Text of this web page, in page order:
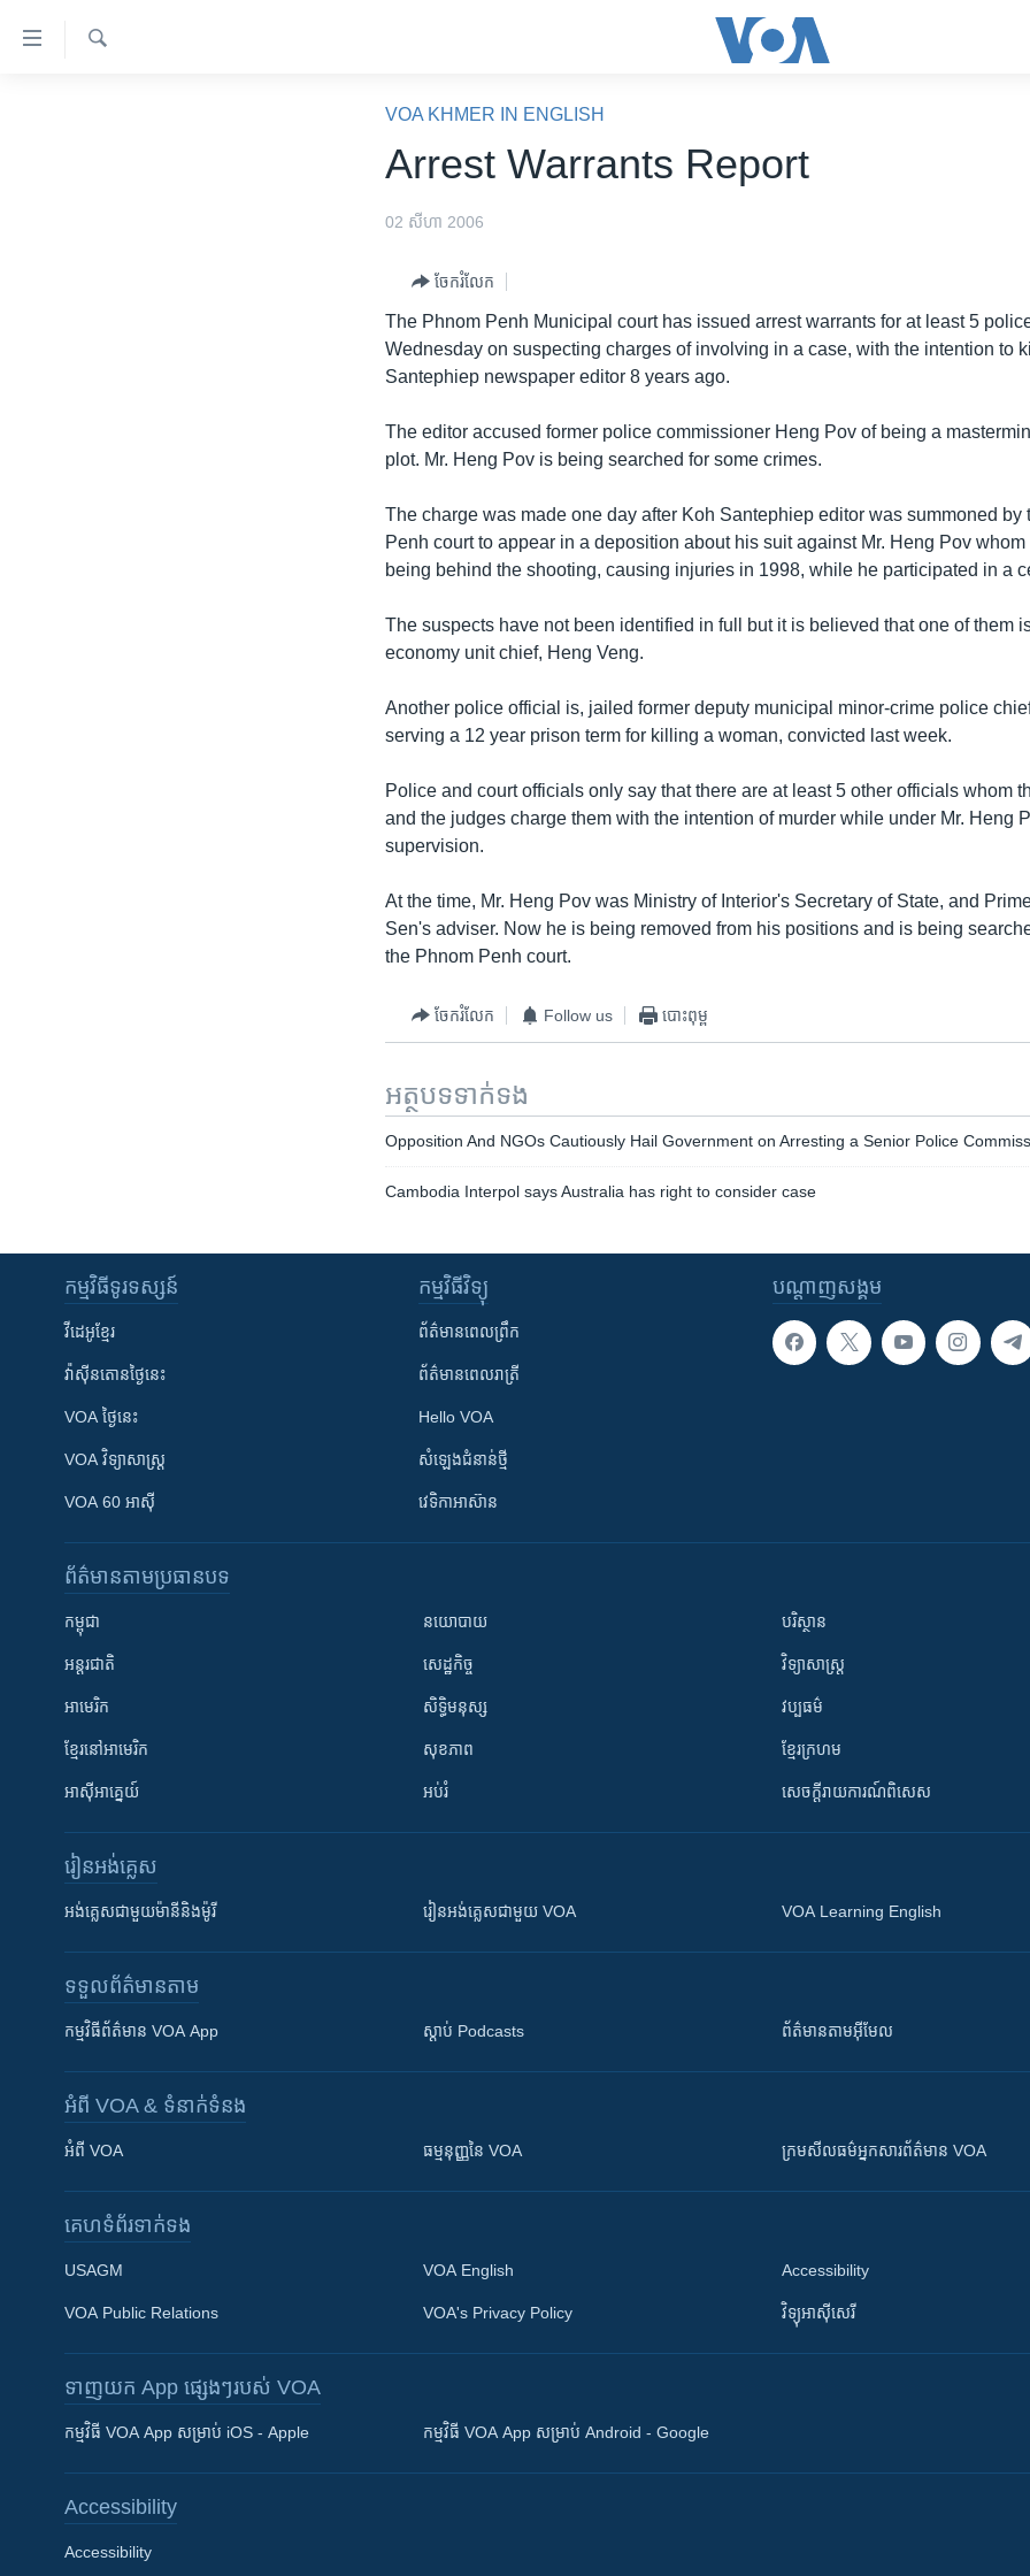
ទៅ​
Khmer English
ភាសា
VOA KHMER IN ENGLISH
Arrest Warrants Report
02 សីហា 2006
ចែករំលែក
The Phnom Penh Municipal court has issued arrest warrants for at least 5
Wednesday on suspecting charges of involving in a case, with the intention to
Santephiep newspaper editor 8 years ago.
The editor accused former police commissioner Heng Pov of being a
plot. Mr. Heng Pov is being searched for some crimes.
The charge was made one day after Koh Santephiep editor was summoned by
Penh court to appear in a deposition about his suit against Mr. Heng Pov
being behind the shooting, causing injuries in 1998, while he participated in a
The suspects have not been identified in full but it is believed that one of them
economy unit chief, Heng Veng.
Another police official is, jailed former deputy municipal minor-crime police
serving a 12 year prison term for killing a woman, convicted last week.
Police and court officials only say that there are at least 5 other officials whom
and the judges charge them with the intention of murder while under Mr. Heng
supervision.
At the time, Mr. Heng Pov was Ministry of Interior's Secretary of State, and
Sen's adviser. Now he is being removed from his positions and is being
the Phnom Penh court.
ចែករំលែក Follow us បោះពុម្ព
អត្ថបទ​ទាក់ទង
Opposition And NGOs Cautiously Hail Government on Arresting a Senior Police
Cambodia Interpol says Australia has right to consider case
បណ្តាញ​សង្គម
កម្មវិធី​ទូរទស្សន៍
វីដេអូ​ខ្មែរ
វ៉ាស៊ីនតោន​ថ្ងៃ​នេះ
VOA ថ្ងៃនេះ
VOA ​វិទ្យាសាស្ត្រ
VOA 60 អាស៊ី
កម្មវិធី​វិទ្យុ
ព័ត៌មាន​ពេល​ព្រឹក
ព័ត៌មាន​​ពេល​រាត្រី
Hello VOA
សំឡេង​ជំនាន់​ថ្មី
វេទិកា​អាស៊ាន
ព័ត៌មាន​តាមប្រធានបទ​
កម្ពុជា
អន្តរជាតិ
អាមេរិក
ខ្មែរ​នៅអាមេរិក
អាស៊ីអាគ្នេយ៍
នយោបាយ
សេដ្ឋកិច្ច
សិទ្ធិមនុស្ស
សុខភាព
អប់រំ
បរិស្ថាន
វិទ្យាសាស្រ្ត
វប្បធម៌
ខ្មែរក្រហម
សេចក្តីរាយការណ៍ពិសេស
រៀន​​អង់គ្លេស
អង់គ្លេស​ជាមួយ​ម៉ានី​និង​ម៉ូរី រៀន​​​​​​អង់គ្លេស​​ជាមួយ VOA VOA Learning English
ទទួល​ព័ត៌មាន​តាម
កម្មវិធី​ព័ត៌មាន VOA App ស្តាប់ Podcasts ព័ត៌មាន​តាម​អ៊ីមែល
អំពី​ VOA & ទំនាក់ទំនង
អំពី​ VOA ធម្មនុញ្ញ​នៃ VOA ក្រម​​​សីលធម៌​​​អ្នក​​​សារព័ត៌មាន VOA
គេហទំព័រ​​ទាក់ទង
USAGM
VOA Public Relations
VOA English
VOA's Privacy Policy
Accessibility
វិទ្យុ​អាស៊ី​សេរី
ទាញយក​ App ផ្សេងៗ​របស់​ VOA
កម្មវិធី​ VOA App សម្រាប់ iOS - Apple កម្មវិធី​ VOA App សម្រាប់ Android - Google
Accessibility
Accessibility